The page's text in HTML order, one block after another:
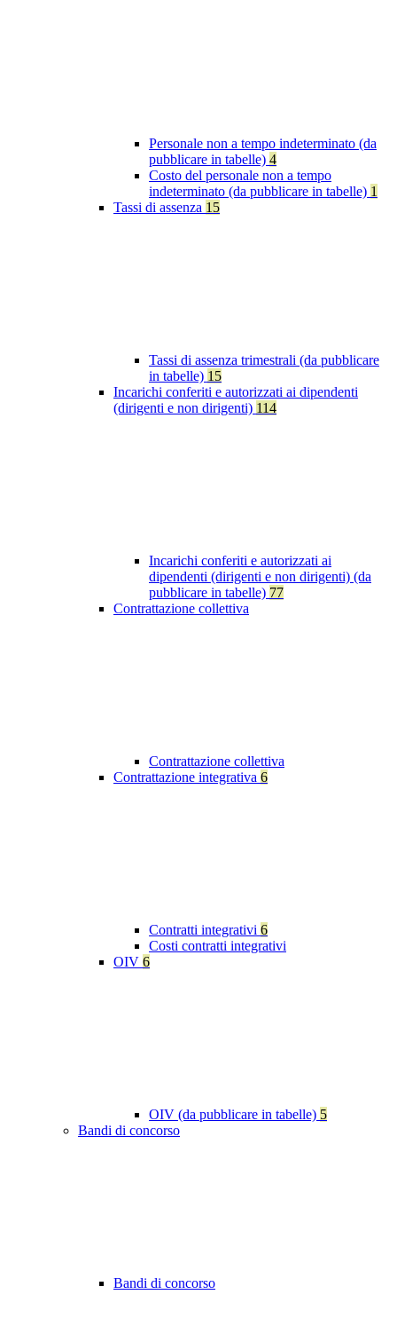
Personale non a tempo indeterminato (da
pubblicare in tabelle) 4
Costo del personale non a tempo
indeterminato (da pubblicare in tabelle) 1
Tassi di assenza 15
Tassi di assenza trimestrali (da pubblicare
in tabelle) 15
Incarichi conferiti e autorizzati ai dipendenti
(dirigenti e non dirigenti) 114
Incarichi conferiti e autorizzati ai
dipendenti (dirigenti e non dirigenti) (da
pubblicare in tabelle) 77
Contrattazione collettiva
Contrattazione collettiva
Contrattazione integrativa 6
Contratti integrativi 6
Costi contratti integrativi
OIV 6
OIV (da pubblicare in tabelle) 5
Bandi di concorso
Bandi di concorso